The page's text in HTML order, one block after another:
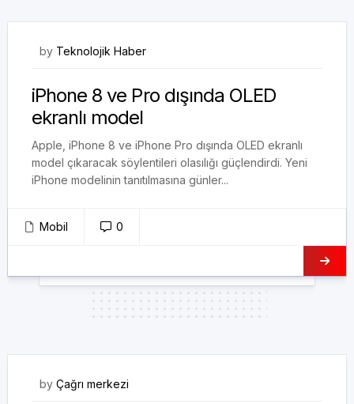
by Teknolojik Haber
iPhone 8 ve Pro dışında OLED
ekranlı model
Apple, iPhone 8 ve iPhone Pro dışında OLED ekranlı
model çıkaracak söylentileri olasılığı güçlendirdi. Yeni
iPhone modelinin tanıtılmasına günler...
Mobil 0
by Çağrı merkezi